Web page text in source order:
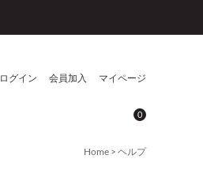
ログイン 会員加入 マイページ
0
Home > ヘルプ